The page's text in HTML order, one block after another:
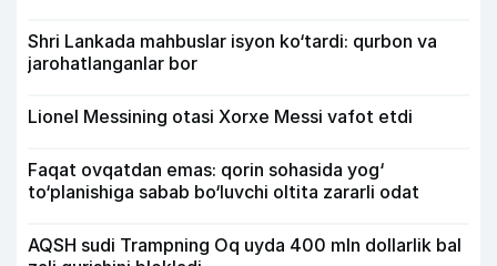
Shri Lankada mahbuslar isyon ko‘tardi: qurbon va
jarohatlanganlar bor
Lionel Messining otasi Xorxe Messi vafot etdi
Faqat ovqatdan emas: qorin sohasida yog‘
to‘planishiga sabab bo‘luvchi oltita zararli odat
AQSH sudi Trampning Oq uyda 400 mln dollarlik bal